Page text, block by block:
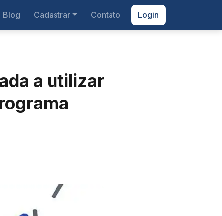
Blog Cadastrar Contato Login
a utilizar